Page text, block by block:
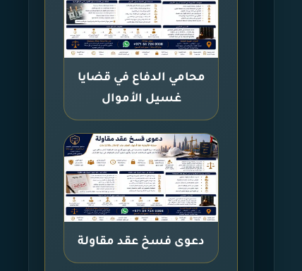
محامي الدفاع في قضايا
غسيل الأموال
دعوى فسخ عقد مقاولة